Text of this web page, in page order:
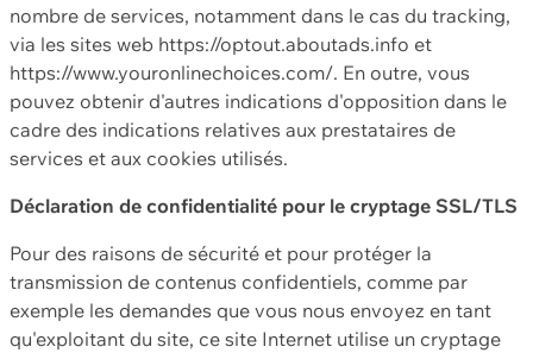
nombre de services, notamment dans le cas du tracking,
via les sites web https://optout.aboutads.info et
https://www.youronlinechoices.com/. En outre, vous
pouvez obtenir d'autres indications d'opposition dans le
cadre des indications relatives aux prestataires de
services et aux cookies utilisés.
Déclaration de confidentialité pour le cryptage SSL/TLS
Pour des raisons de sécurité et pour protéger la
transmission de contenus confidentiels, comme par
exemple les demandes que vous nous envoyez en tant
qu'exploitant du site, ce site Internet utilise un cryptage